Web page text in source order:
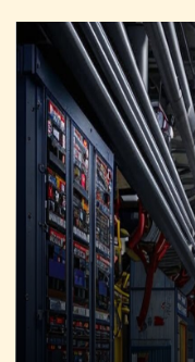
ОСТАЛИСЬ
Отправьте
свяжемся с